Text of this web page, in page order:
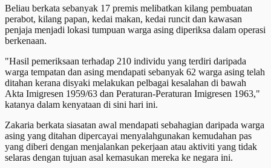
Beliau berkata sebanyak 17 premis melibatkan kilang pembuatan
perabot, kilang papan, kedai makan, kedai runcit dan kawasan
penjaja menjadi lokasi tumpuan warga asing diperiksa dalam operasi
berkenaan.
"Hasil pemeriksaan terhadap 210 individu yang terdiri daripada
warga tempatan dan asing mendapati sebanyak 62 warga asing telah
ditahan kerana disyaki melakukan pelbagai kesalahan di bawah
Akta Imigresen 1959/63 dan Peraturan-Peraturan Imigresen 1963,"
katanya dalam kenyataan di sini hari ini.
Zakaria berkata siasatan awal mendapati sebahagian daripada warga
asing yang ditahan dipercayai menyalahgunakan kemudahan pas
yang diberi dengan menjalankan pekerjaan atau aktiviti yang tidak
selaras dengan tujuan asal kemasukan mereka ke negara ini.